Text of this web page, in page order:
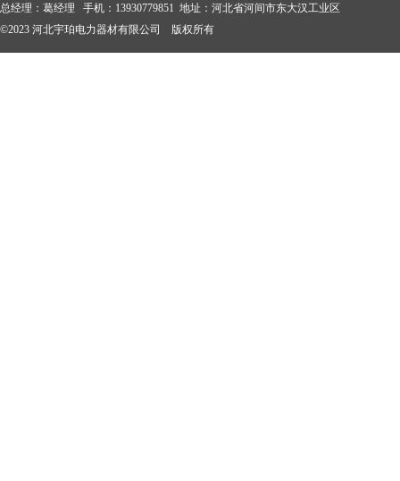
总经理：葛经理 手机：13930779851 地址：河北省河间市东大汉工业区
©2023 河北宇珀电力器材有限公司 版权所有